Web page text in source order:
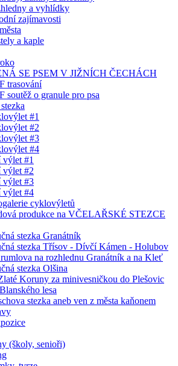
a vyhlídky
zajímavosti
a kaple
SE PSEM V JIŽNÍCH ČECHÁCH
trasování
soutěž o granule pro psa
#1
#2
#3
#4
výlet #1
výlet #2
výlet #3
výlet #4
cyklovýletů
produkce na VČELAŘSKÉ STEZCE
stezka Granátník
stezka Třísov - Dívčí Kámen - Holubov
na rozhlednu Granátník a na Kleť
stezka Olšina
Koruny za minivesničkou do Plešovic
lesa
stezka aneb ven z města kaňonem
(školy, senioři)